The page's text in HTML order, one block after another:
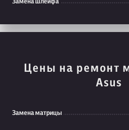
Замена шлейфа
Цены на ремонт
Asus
Замена матрицы